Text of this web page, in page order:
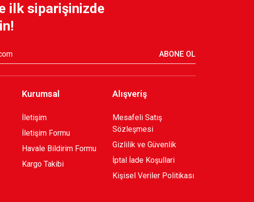
899,90 TL
ilk siparişinizde
ABONE OL
Kurumsal
İletişim
İletişim Formu
Havale Bildirim Formu
Kargo Takibi
Alışveriş
Mesafeli Satış
Sözleşmesi
Gizlilik ve Güvenlik
İptal İade Koşullari
Kişisel Veriler Politikası